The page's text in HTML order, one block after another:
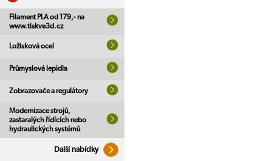
Filament PLA od 179,- na
www.tiskve3d.cz
Ložisková ocel
Průmyslová lepidla
Zobrazovače a regulátory
Modernizace strojů,
zastaralých řídících nebo
hydraulických systémů
Další nabídky